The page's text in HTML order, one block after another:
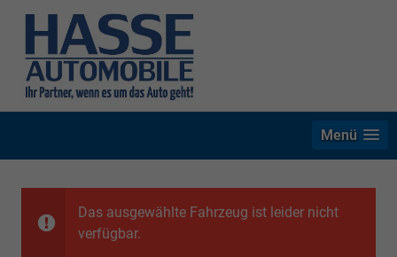
Menü
Das ausgewählte Fahrzeug ist leider nicht
verfügbar.